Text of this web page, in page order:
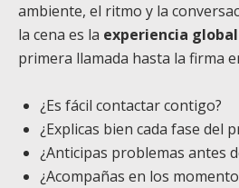
ambiente, el ritmo y la
la cena es la experiencia
primera llamada hasta la firma
¿Es fácil contactar contigo?
¿Explicas bien cada fase del
¿Anticipas problemas antes
¿Acompañas en los